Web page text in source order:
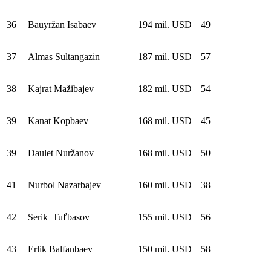
36 Bauyržan Isabaev 194 mil. USD 49
37 Almas Sultangazin 187 mil. USD 57
38 Kajrat Mažibajev 182 mil. USD 54
39 Kanat Kopbaev 168 mil. USD 45
39 Daulet Nuržanov 168 mil. USD 50
41 Nurbol Nazarbajev 160 mil. USD 38
42 Serik Tuľbasov 155 mil. USD 56
43 Erlik Balfanbaev 150 mil. USD 58